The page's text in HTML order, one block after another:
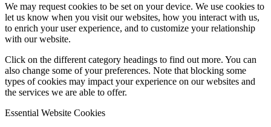
We may request cookies to be set on your device. We use cookies to
let us know when you visit our websites, how you interact with us,
to enrich your user experience, and to customize your relationship
with our website.
Click on the different category headings to find out more. You can
also change some of your preferences. Note that blocking some
types of cookies may impact your experience on our websites and
the services we are able to offer.
Essential Website Cookies